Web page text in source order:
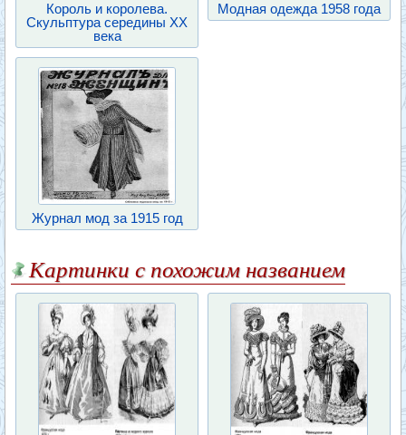
Король и королева.
Скульптура середины XX
века
Модная одежда 1958 года
Журнал мод за 1915 год
Картинки с похожим названием